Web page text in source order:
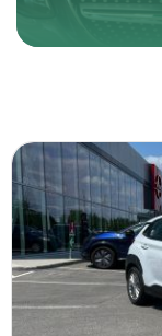
les modèles
besoins.
Décrivez
URL de la
URL de
Partagez un lien
illustrant le
votre fichier